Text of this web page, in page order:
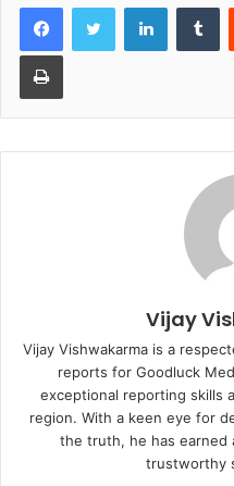
FacebookTwitter LinkedIn
Print
Vijay
Vijay Vishwakarma is a
reports for Goodluck
exceptional reporting skills
region. With a keen eye for
the truth, he has earned
trustworthy